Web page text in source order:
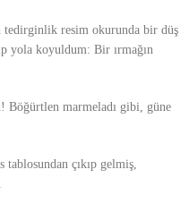
tedirginlik resim okurunda bir düş
yola koyuldum: Bir ırmağın
Böğürtlen marmeladı gibi, güne
tablosundan çıkıp gelmiş,